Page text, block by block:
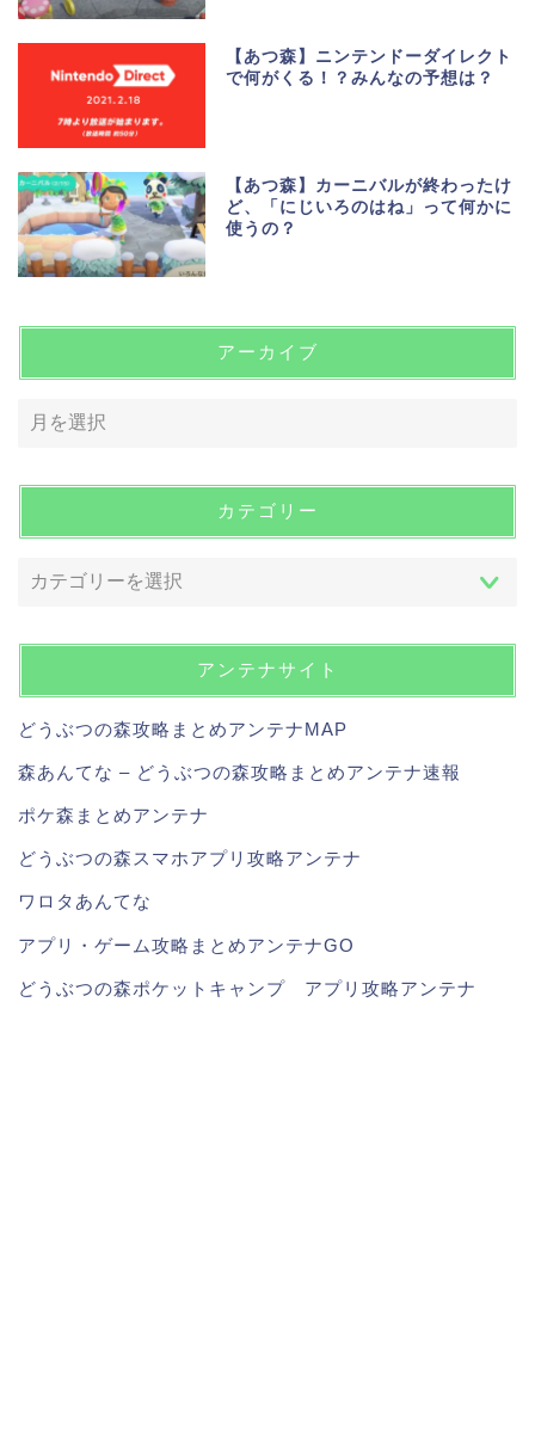
【あつ森】ニンテンドーダイレクト
で何がくる！？みんなの予想は？
【あつ森】カーニバルが終わったけ
ど、「にじいろのはね」って何かに
使うの？
アーカイブ
カテゴリー
アンテナサイト
どうぶつの森攻略まとめアンテナMAP
森あんてな – どうぶつの森攻略まとめアンテナ速報
ポケ森まとめアンテナ
どうぶつの森スマホアプリ攻略アンテナ
ワロタあんてな
アプリ・ゲーム攻略まとめアンテナGO
どうぶつの森ポケットキャンプ アプリ攻略アンテナ